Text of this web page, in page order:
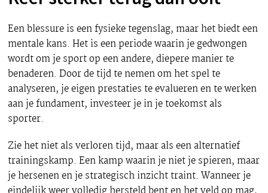
Een blessure is een fysieke tegenslag, maar het biedt een
mentale kans. Het is een periode waarin je gedwongen
wordt om je sport op een andere, diepere manier te
benaderen. Door de tijd te nemen om het spel te
analyseren, je eigen prestaties te evalueren en te werken
aan je fundament, investeer je in je toekomst als
sporter.
Zie het niet als verloren tijd, maar als een alternatief
trainingskamp. Een kamp waarin je niet je spieren, maar
je hersenen en je strategisch inzicht traint. Wanneer je